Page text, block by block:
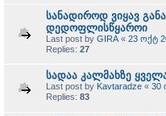
სანადიროდ ვიყავ
დედოფლისწყაროი
Last post by GIRA « 23 ოქტ
Replies: 27
სადაა კალმახზე
Last post by Kavtaradze « 30
Replies: 83